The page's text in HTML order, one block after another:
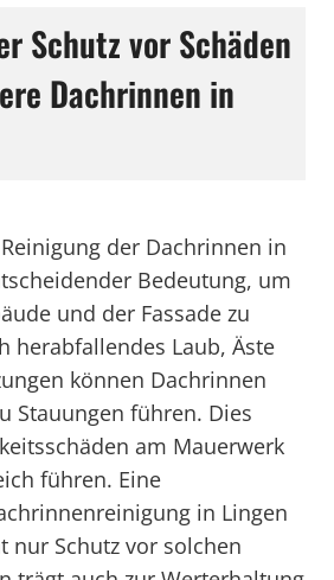
Schutz vor Schäden
Dachrinnen in
der Dachrinnen in
Bedeutung, um
und der Fassade zu
herabfallendes Laub, Äste
können Dachrinnen
Stauungen führen. Dies
am Mauerwerk
führen. Eine
in Lingen
nur Schutz vor solchen